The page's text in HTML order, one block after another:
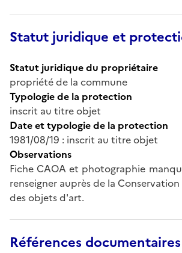
Statut juridique et
Statut juridique du propriétaire
propriété de la commune
Typologie de la protection
inscrit au titre objet
Date et typologie de la protection
1981/08/19 : inscrit au titre objet
Observations
Fiche CAOA et photographie
renseigner auprès de la
des objets d'art.
Références documentaires